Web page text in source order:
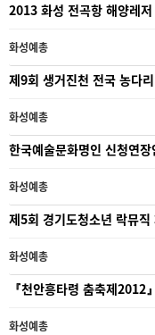
2013 화성 전곡항 해양레
화성예총
제9회 생거진천 전국 농다
화성예총
한국예술문화명인 신청연장
화성예총
제5회 경기도청소년 락뮤직
화성예총
『천안흥타령 춤축제2012
화성예총